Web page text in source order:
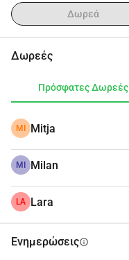
Δωρεά
Δωρεές
Πρόσφατες Δωρεές
MI Mitja
MI Milan
LA Lara
Ενημερώσειςinfo